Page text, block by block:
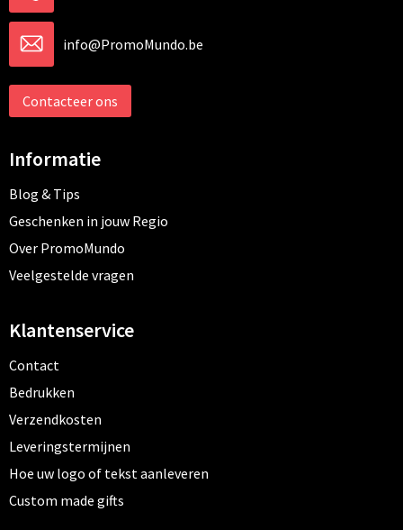
info@PromoMundo.be
Contacteer ons
Informatie
Blog & Tips
Geschenken in jouw Regio
Over PromoMundo
Veelgestelde vragen
Klantenservice
Contact
Bedrukken
Verzendkosten
Leveringstermijnen
Hoe uw logo of tekst aanleveren
Custom made gifts